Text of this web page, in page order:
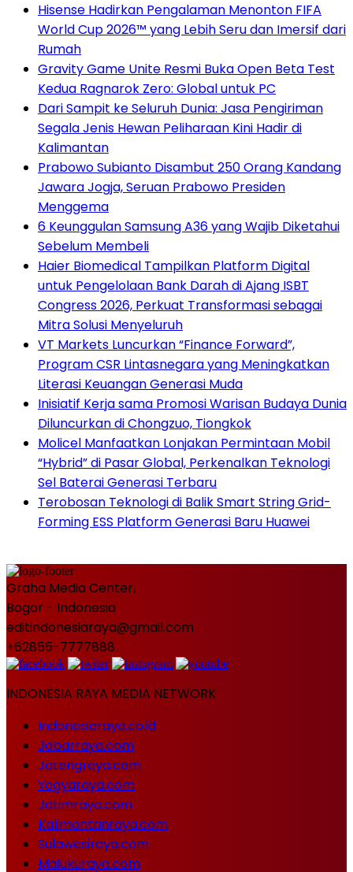
Hisense Hadirkan Pengalaman Menonton FIFA
World Cup 2026™ yang Lebih Seru dan Imersif dari
Rumah
Gravity Game Unite Resmi Buka Open Beta Test
Kedua Ragnarok Zero: Global untuk PC
Dari Sampit ke Seluruh Dunia: Jasa Pengiriman
Segala Jenis Hewan Peliharaan Kini Hadir di
Kalimantan
Prabowo Subianto Disambut 250 Orang Kandang
Jawara Jogja, Seruan Prabowo Presiden
Menggema
6 Keunggulan Samsung A36 yang Wajib Diketahui
Sebelum Membeli
Haier Biomedical Tampilkan Platform Digital
untuk Pengelolaan Bank Darah di Ajang ISBT
Congress 2026, Perkuat Transformasi sebagai
Mitra Solusi Menyeluruh
VT Markets Luncurkan “Finance Forward”,
Program CSR Lintasnegara yang Meningkatkan
Literasi Keuangan Generasi Muda
Inisiatif Kerja sama Promosi Warisan Budaya Dunia
Diluncurkan di Chongzuo, Tiongkok
Molicel Manfaatkan Lonjakan Permintaan Mobil
“Hybrid” di Pasar Global, Perkenalkan Teknologi
Sel Baterai Generasi Terbaru
Terobosan Teknologi di Balik Smart String Grid-
Forming ESS Platform Generasi Baru Huawei
Graha Media Center,
Bogor - Indonesia
editindonesiaraya@gmail.com
+62855-7777888
INDONESIA RAYA MEDIA NETWORK
Indonesiaraya.co.id
Jabarraya.com
Jatengraya.com
Yogyaraya.com
Jatimraya.com
Kalimantanraya.com
Sulawesiraya.com
Malukuraya.com